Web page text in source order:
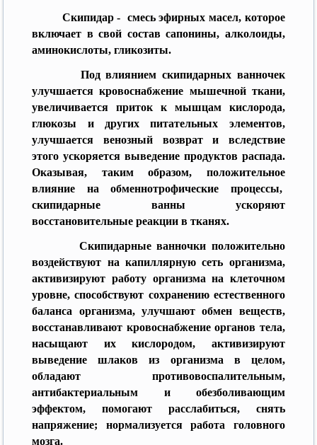
Скипидар - смесь эфирных масел, которое
включает в свой состав сапонины, алколоиды,
аминокислоты, гликозиты.
Под влиянием скипидарных ванночек
улучшается кровоснабжение мышечной ткани,
увеличивается приток к мышцам кислорода,
глюкозы и других питательных элементов,
улучшается венозный возврат и вследствие
этого ускоряется выведение продуктов распада.
Оказывая, таким образом, положительное
влияние на обменнотрофические процессы,
скипидарные ванны ускоряют
восстановительные реакции в тканях.
Скипидарные ванночки положительно
воздействуют на капиллярную сеть организма,
активизируют работу организма на клеточном
уровне, способствуют сохранению естественного
баланса организма, улучшают обмен веществ,
восстанавливают кровоснабжение органов тела,
насыщают их кислородом, активизируют
выведение шлаков из организма в целом,
обладают противовоспалительным,
антибактериальным и обезболивающим
эффектом, помогают расслабиться, снять
напряжение; нормализуется работа головного
мозга.